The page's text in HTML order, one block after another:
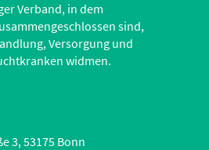
Verband, in dem
sind,
Versorgung und
widmen.
3, 53175 Bonn